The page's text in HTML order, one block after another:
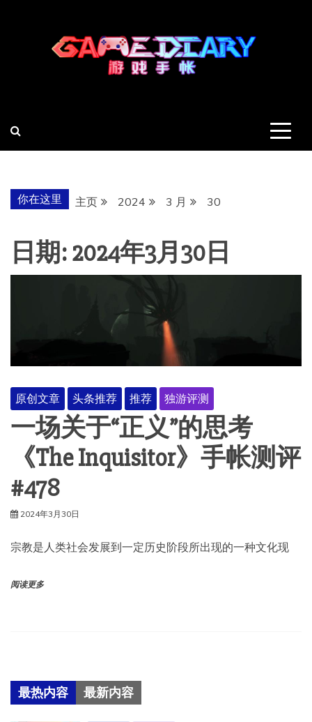
你在这里 主页 2024 3 月 30
日期:2024年3月30日
原创文章 头条推荐 推荐 独游评测
一场关于“正义”的思考
《The Inquisitor》手帐测评
#478
2024年3月30日
宗教是人类社会发展到一定历史阶段所出现的一种文化现
阅读更多
最热内容 最新内容